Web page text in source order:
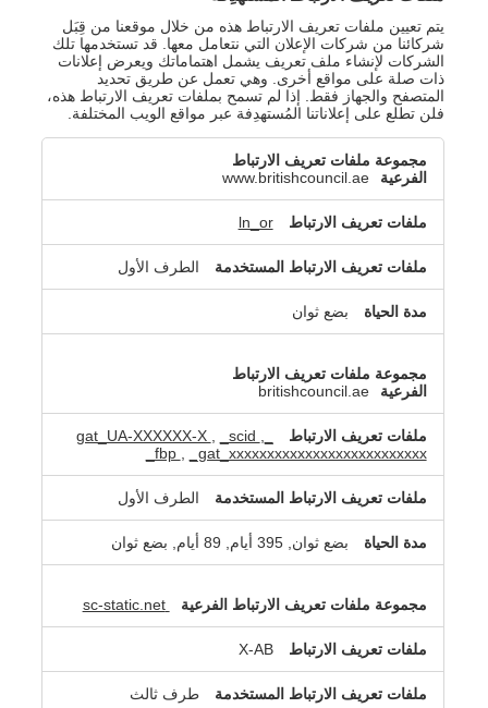
يتم تعيين ملفات تعريف الارتباط هذه من خلال موقعنا من قِبَل
شركائنا من شركات الإعلان التي نتعامل معها. قد تستخدمها تلك
الشركات لإنشاء ملف تعريف يشمل اهتماماتك ويعرض إعلانات
ذات صلة على مواقع أخرى. وهي تعمل عن طريق تحديد
المتصفح والجهاز فقط. إذا لم تسمح بملفات تعريف الارتباط هذه،
فلن تطلع على إعلاناتنا المُستهدِفة عبر مواقع الويب المختلفة.
تعريف
الارتباط
www.britishcouncil.ae
ln_or
الطرف الأول
بضع ثوان
britishcouncil.ae
_scid
_fbp
_gat_xxxxxxxxxxxxxxxxxxxxxxxxxx
الطرف الأول
بضع ثوان, 395 أيام, 89 أيام, بضع ثوان
sc-static.net
X-AB
طرف ثالث